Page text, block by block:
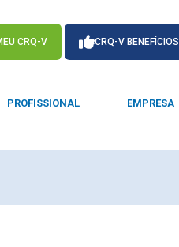
CRQ-V CRQ-V BENEFÍCIOS
PROFISSIONAL EMPRESA